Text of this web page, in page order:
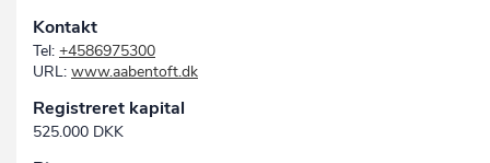
Kontakt
Tel: +4586975300
URL: www.aabentoft.dk
Registreret kapital
525.000 DKK